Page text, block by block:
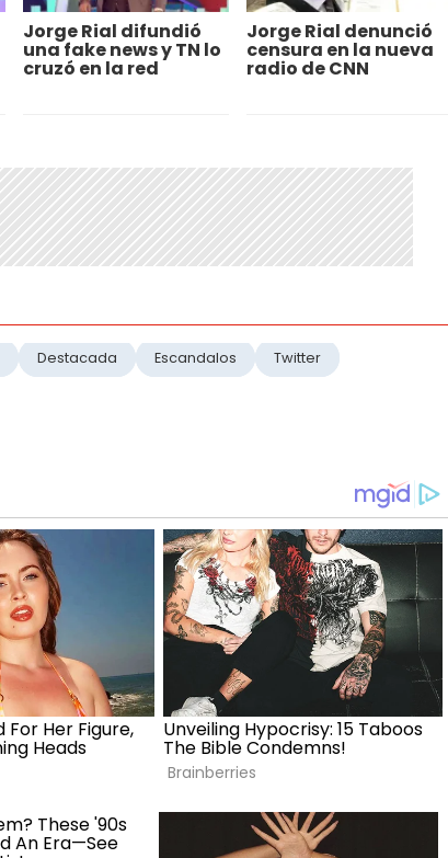
Jorge Rial difundió
una fake news y TN lo
cruzó en la red
Jorge Rial denunció
censura en la nueva
radio de CNN
Destacada Escandalos Twitter